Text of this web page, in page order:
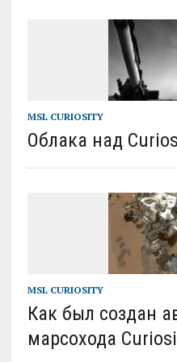
MSL CURIOSITY
Облака над
MSL CURIOSITY
Как был создан
марсохода